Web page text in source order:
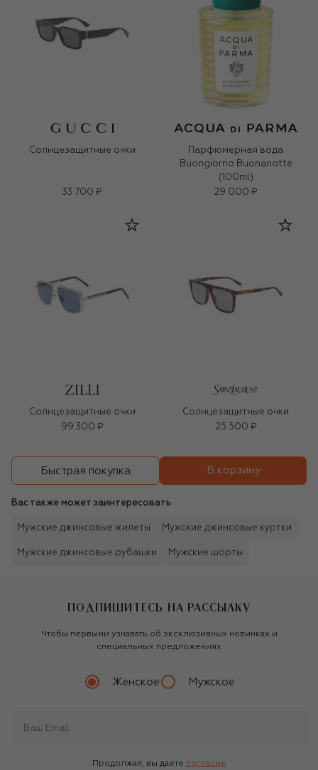
Солнцезащитные очки
33 700 ₽
Парфюмерная вода
Buongiorno Buonanotte
(100ml)
29 000 ₽
Солнцезащитные очки
99 300 ₽
Солнцезащитные очки
25 500 ₽
Быстрая покупка В корзину
Вас также может заинтересовать
Мужские джинсовые жилеты Мужские джинсовые куртки
Мужские джинсовые рубашки Мужские шорты
ПОДПИШИТЕСЬ НА РАССЫЛКУ
Чтобы первыми узнавать об эксклюзивных новинках и
специальных предложениях
Женское Мужское
Продолжая, вы даете согласие